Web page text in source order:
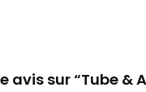
avis sur “Tube &